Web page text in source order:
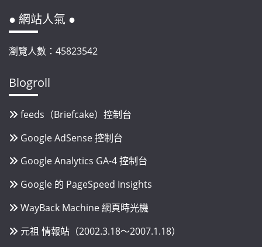
● 網站人氣 ●
瀏覽人數：45823542
Blogroll
feeds（Briefcake）控制台
Google AdSense 控制台
Google Analytics GA-4 控制台
Google 的 PageSpeed Insights
WayBack Machine 網頁時光機
元祖 情報站（2002.3.18～2007.1.18）